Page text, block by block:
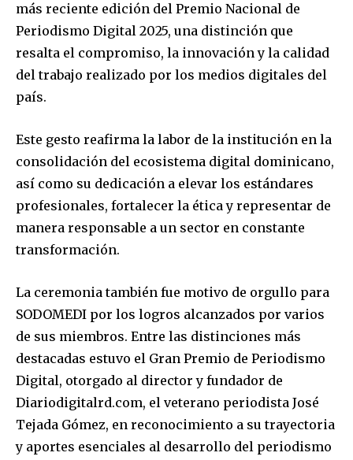
más reciente edición del Premio Nacional de
Periodismo Digital 2025, una distinción que
resalta el compromiso, la innovación y la calidad
del trabajo realizado por los medios digitales del
país.
Este gesto reafirma la labor de la institución en la
consolidación del ecosistema digital dominicano,
así como su dedicación a elevar los estándares
profesionales, fortalecer la ética y representar de
manera responsable a un sector en constante
transformación.
La ceremonia también fue motivo de orgullo para
SODOMEDI por los logros alcanzados por varios
de sus miembros. Entre las distinciones más
destacadas estuvo el Gran Premio de Periodismo
Digital, otorgado al director y fundador de
Diariodigitalrd.com, el veterano periodista José
Tejada Gómez, en reconocimiento a su trayectoria
y aportes esenciales al desarrollo del periodismo